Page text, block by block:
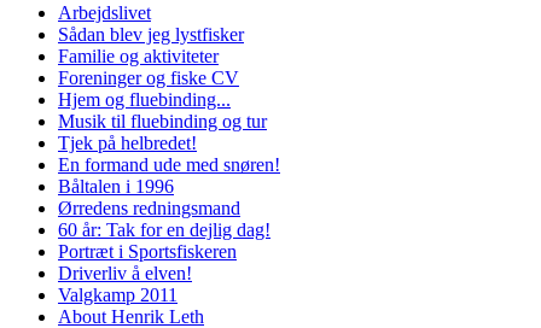
Arbejdslivet
Sådan blev jeg lystfisker
Familie og aktiviteter
Foreninger og fiske CV
Hjem og fluebinding...
Musik til fluebinding og tur
Tjek på helbredet!
En formand ude med snøren!
Båltalen i 1996
Ørredens redningsmand
60 år: Tak for en dejlig dag!
Portræt i Sportsfiskeren
Driverliv å elven!
Valgkamp 2011
About Henrik Leth